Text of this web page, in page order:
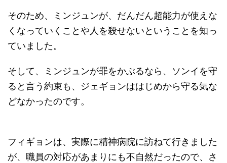
そのため、ミンジュンが、だんだん超能力が使えな
くなっていくことや人を殺せないということを知っ
ていました。
そして、ミンジュンが罪をかぶるなら、ソンイを守
ると言う約束も、ジェギョンははじめから守る気な
どなかったのです。
フィギョンは、実際に精神病院に訪ねて行きました
が、職員の対応があまりにも不自然だったので、さ